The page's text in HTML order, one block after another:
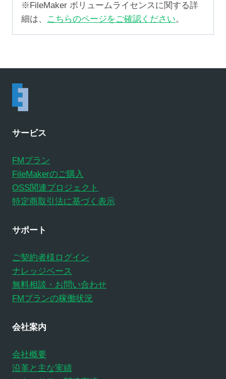
※FileMaker ボリュームライセンスに関する詳
細は、
こちらのページをご確認ください。
サービス
FMプラン
FileMakerのご購入
OSS関連プロジェクト
特定商取引法に基づく表示
サポート
ご契約者様ログイン
ナレッジベース
無料相談・お問い合わせ
FMプランの稼働状況
会社案内
会社概要
沿革と主な実績